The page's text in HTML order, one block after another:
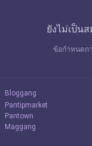
ยังไม่เป็น
ข้อกำหนดก
Bloggang
Pantipmarket
Pantown
Maggang